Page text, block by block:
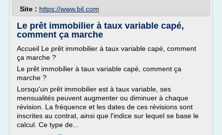
Site : https://www.bil.com
Le prêt immobilier à taux variable capé,
comment ça marche
Accueil Le prêt immobilier à taux variable capé, comment
ça marche ?
Le prêt immobilier à taux variable capé, comment ça
marche ?
Lorsqu'un prêt immobilier est à taux variable, ses
mensualités peuvent augmenter ou diminuer à chaque
révision. La fréquence et les dates de ces révisions sont
inscrites au contrat, ainsi que l'indice sur lequel se base le
calcul. Ce type de...